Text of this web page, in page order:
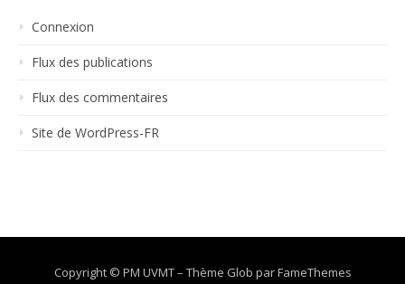
Connexion
Flux des publications
Flux des commentaires
Site de WordPress-FR
Copyright © PM UVMT– Thème Glob parFameThemes